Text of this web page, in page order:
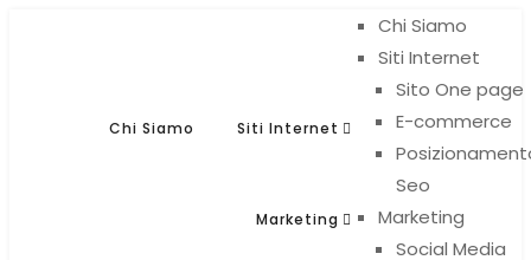
Chi Siamo Siti Internet
Marketing
Chi Siamo
Siti Internet
Sito One page
E-commerce
Seo
Marketing
Social Media